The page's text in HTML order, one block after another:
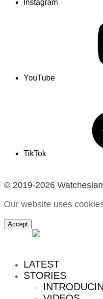
Instagram
YouTube
TikTok
© 2019-2026
Our website uses
Accept
LATEST
STORIES